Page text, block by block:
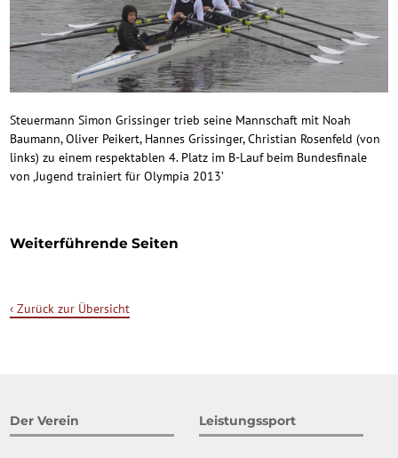
Steuermann Simon Grissinger trieb seine Mannschaft mit Noah
Baumann, Oliver Peikert, Hannes Grissinger, Christian Rosenfeld (von
links) zu einem respektablen 4. Platz im B-Lauf beim Bundesfinale
von ‚Jugend trainiert für Olympia 2013’
Weiterführende Seiten
‹ Zurück zur Übersicht
Der Verein Leistungssport